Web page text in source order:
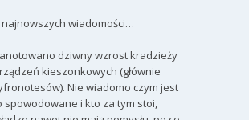
najnowszych wiadomości…
dziwny wzrost kradzieży
kieszonkowych (głównie
Nie wiadomo czym jest
spowodowane i kto za tym stoi,